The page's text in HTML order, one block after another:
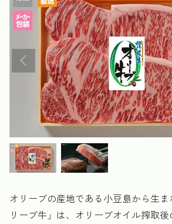
オリーブの産地である小豆島から生
リーブ牛」は、オリーブオイル搾取